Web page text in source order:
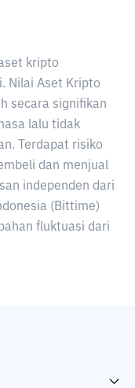
kripto
Nilai Aset Kripto
secara signifikan
lalu tidak
Terdapat risiko
dan menjual
independen dari
(Bittime)
fluktuasi dari